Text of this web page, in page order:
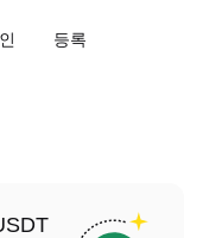
등록